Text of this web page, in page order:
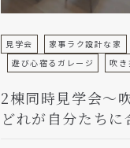
見学会 家事ラク設計な家
遊び心宿るガレージ
吹き
2棟同時見学会～
どれが自分たちに